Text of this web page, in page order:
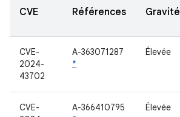
CVE Références Gravité
CVE-
2024-
43702
A-363071287
*
Élevée
CVE-
A-366410795
Élevée